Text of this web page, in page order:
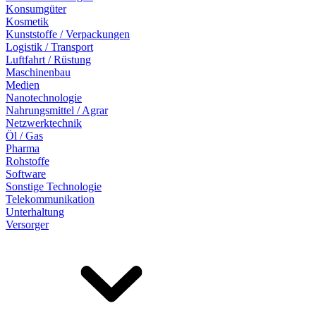
Konsumgüter
Kosmetik
Kunststoffe / Verpackungen
Logistik / Transport
Luftfahrt / Rüstung
Maschinenbau
Medien
Nanotechnologie
Nahrungsmittel / Agrar
Netzwerktechnik
Öl / Gas
Pharma
Rohstoffe
Software
Sonstige Technologie
Telekommunikation
Unterhaltung
Versorger